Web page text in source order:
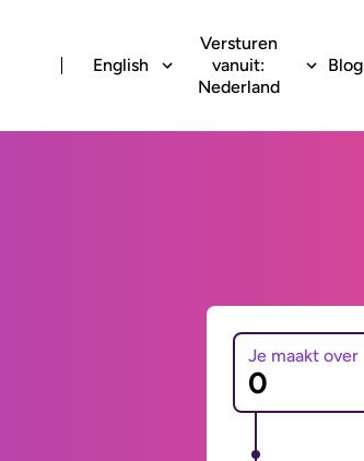
English
Versturen
vanuit:
Nederland
Blog
Je maakt over